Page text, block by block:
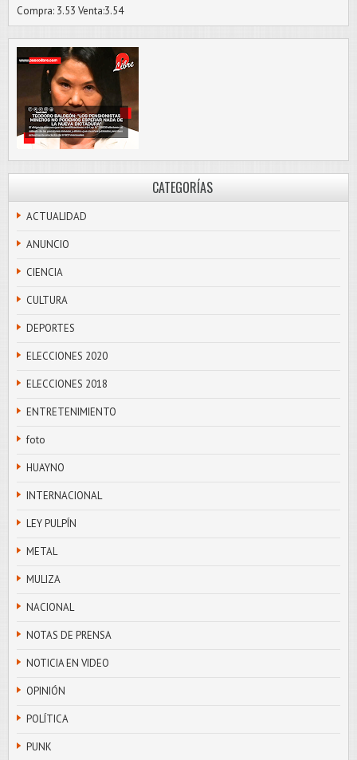
Compra: 3.53 Venta:3.54
CATEGORÍAS
ACTUALIDAD
ANUNCIO
CIENCIA
CULTURA
DEPORTES
ELECCIONES 2020
ELECCIONES 2018
ENTRETENIMIENTO
foto
HUAYNO
INTERNACIONAL
LEY PULPÍN
METAL
MULIZA
NACIONAL
NOTAS DE PRENSA
NOTICIA EN VIDEO
OPINIÓN
POLÍTICA
PUNK